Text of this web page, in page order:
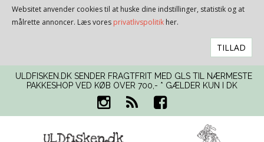
Websitet anvender cookies til at huske dine indstillinger, statistik og at
målrette annoncer. Læs vores privatlivspolitik her.
TILLAD
ULDFISKEN.DK SENDER FRAGTFRIT MED GLS TIL NÆRMESTE
PAKKESHOP VED KØB OVER 700,- * GÆLDER KUN I DK